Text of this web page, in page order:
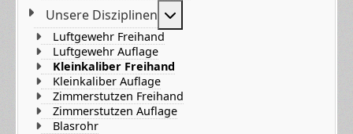
Unsere Disziplinen
Luftgewehr Freihand
Luftgewehr Auflage
Kleinkaliber Freihand
Kleinkaliber Auflage
Zimmerstutzen Freihand
Zimmerstutzen Auflage
Blasrohr